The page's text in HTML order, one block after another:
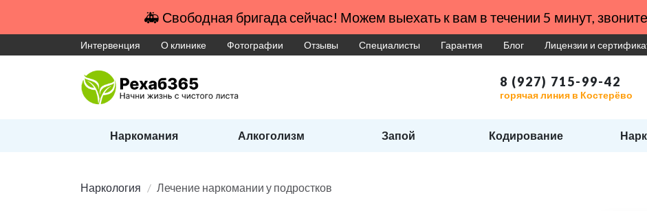
🚑 Свободная бригада сейчас! Можем выехать к вам в течении 5 минут,
Интервенция О клинике Фотографии Отзывы Специалисты Гарантия Блог Лицензии и
8 (927) 715-99-42
горячая линия в Костерёво
Наркомания Алкоголизм Запой Кодирование
Наркология Лечение наркомании у подростков